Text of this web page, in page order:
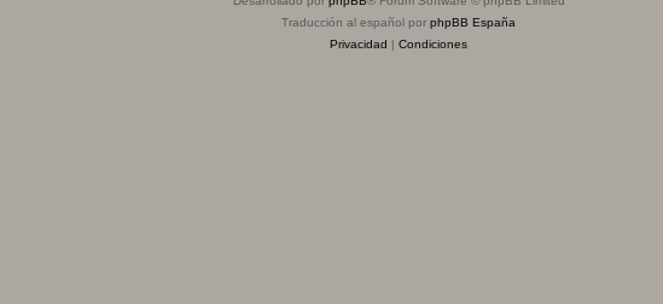
Traducción al español por phpBB España
Privacidad | Condiciones